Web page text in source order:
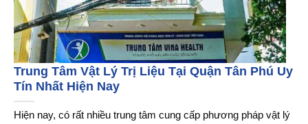
Trung Tâm Vật Lý Trị Liệu Tại Quận Tân Phú Uy
Tín Nhất Hiện Nay
Hiện nay, có rất nhiều trung tâm cung cấp phương pháp vật lý